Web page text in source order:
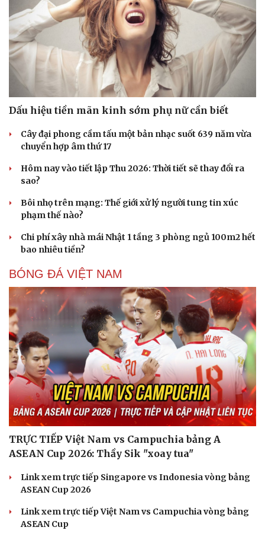
Sức khỏe
Dinh dưỡng - món ngon
Sản phụ khoa
Nhi khoa
Nam khoa
Làm đẹp - giảm cân
Phòng mạch online
Ăn sạch sống khỏe
Đời sống
Dấu hiệu tiền mãn kinh sớm phụ nữ cần biết
Cây đại phong cầm tấu một bản nhạc suốt 639 năm vừa
chuyển hợp âm thứ 17
Hôm nay vào tiết lập Thu 2026: Thời tiết sẽ thay đổi ra
sao?
Bôi nhọ trên mạng: Thế giới xử lý người tung tin xúc
phạm thế nào?
Chi phí xây nhà mái Nhật 1 tầng 3 phòng ngủ 100m2 hết
bao nhiêu tiền?
BÓNG ĐÁ VIỆT NAM
TRỰC TIẾP Việt Nam vs Campuchia bảng A
ASEAN Cup 2026: Thầy Sik "xoay tua"
Link xem trực tiếp Singapore vs Indonesia vòng bảng
ASEAN Cup 2026
Link xem trực tiếp Việt Nam vs Campuchia vòng bảng
ASEAN Cup